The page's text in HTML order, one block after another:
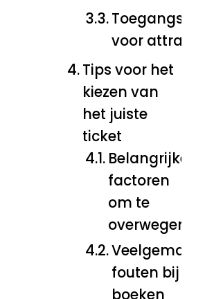
voor
Tips voor het
kiezen van
het juiste
ticket
Belangrijke
factoren
om te
overwegen
fouten bij het
boeken